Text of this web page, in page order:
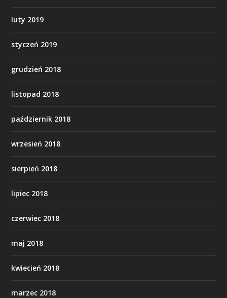
luty 2019
styczeń 2019
grudzień 2018
listopad 2018
październik 2018
wrzesień 2018
sierpień 2018
lipiec 2018
czerwiec 2018
maj 2018
kwiecień 2018
marzec 2018